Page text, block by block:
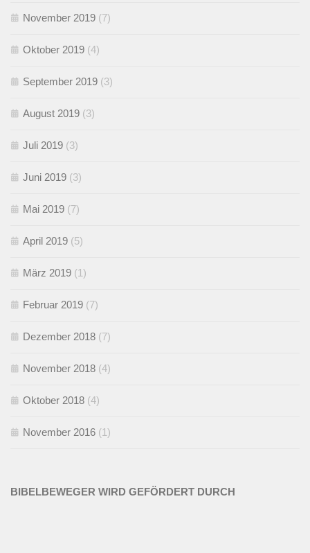
November 2019 (7)
Oktober 2019 (4)
September 2019 (3)
August 2019 (3)
Juli 2019 (3)
Juni 2019 (3)
Mai 2019 (7)
April 2019 (5)
März 2019 (1)
Februar 2019 (7)
Dezember 2018 (7)
November 2018 (4)
Oktober 2018 (4)
November 2016 (1)
BIBELBEWEGER WIRD GEFÖRDERT DURCH